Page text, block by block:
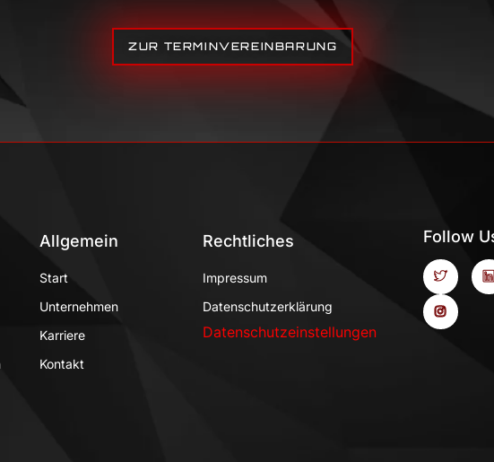
ZUR TERMINVEREINBARUNG
Allgemein
Start
Unternehmen
Karriere
Kontakt
Rechtliches
Impressum
Datenschutzerklärung
Datenschutzeinstellungen
Follow